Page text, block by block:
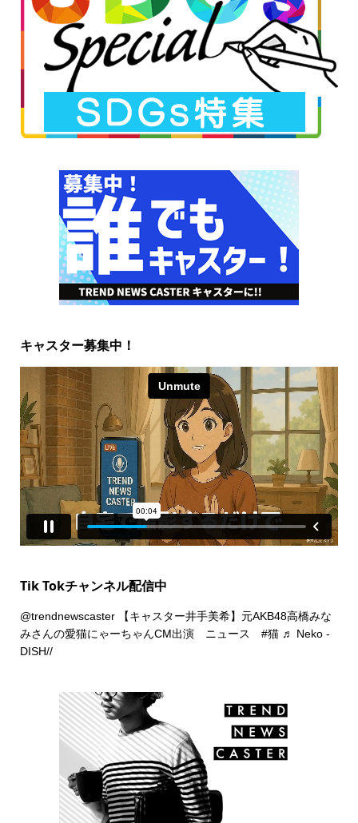
キャスター募集中！
Tik Tokチャンネル配信中
@trendnewscaster【キャスター井手美希】元AKB48高橋みな
みさんの愛猫にゃーちゃんCM出演 ニュース #猫 ♬ Neko -
DISH//